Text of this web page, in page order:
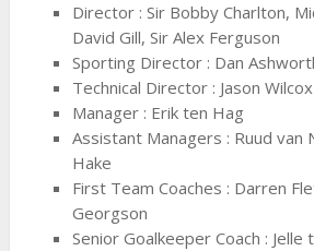
Director : Sir Bobby Charlton,
David Gill, Sir Alex Ferguson
Sporting Director : Dan
Technical Director : Jason Wilcox
Manager : Erik ten Hag
Assistant Managers : Ruud van
Hake
First Team Coaches : Darren
Georgson
Senior Goalkeeper Coach : Jelle